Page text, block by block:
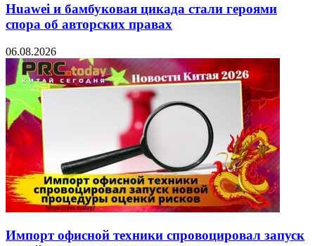
Huawei и бамбуковая цикада стали героями
спора об авторских правах
06.08.2026
Импорт офисной техники спровоцировал запуск